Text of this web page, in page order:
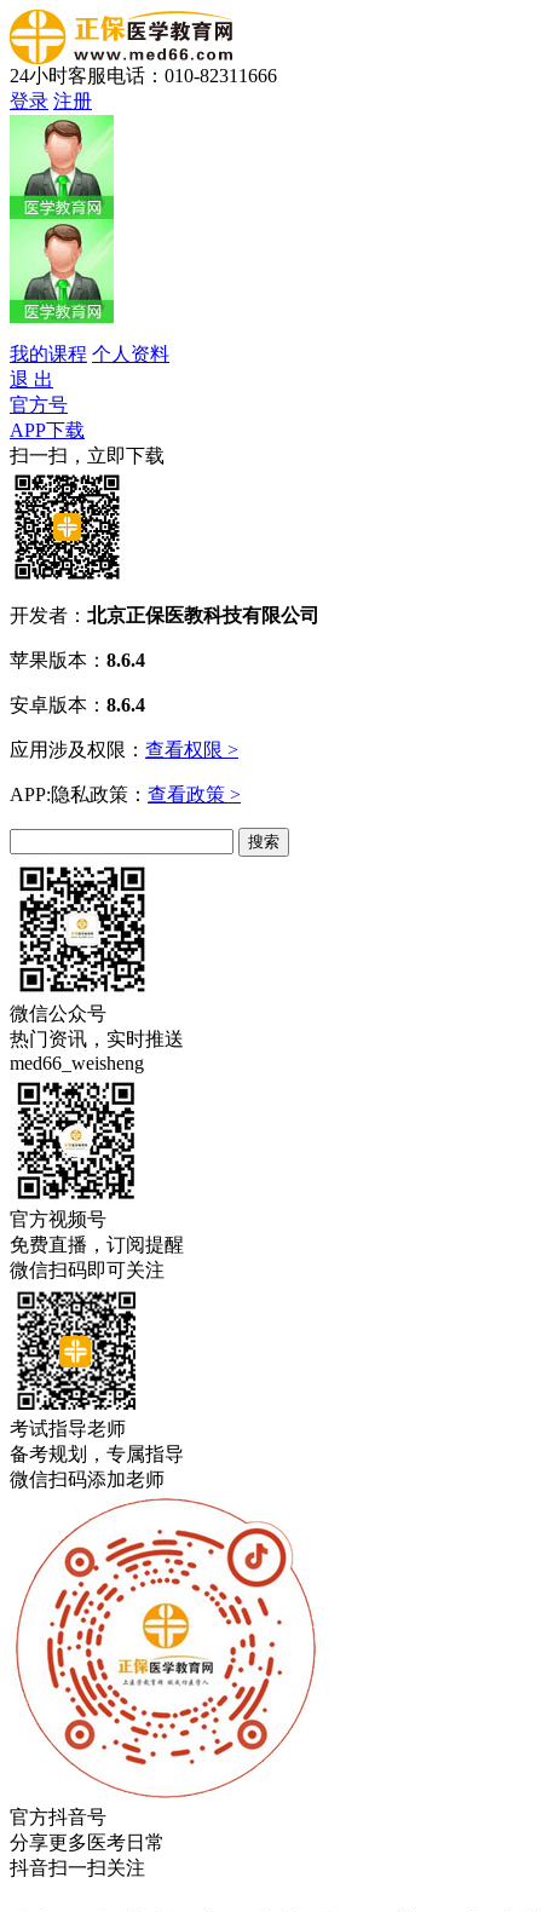
24小时客服电话：010-82311666
登录 注册
我的课程 个人资料
退 出
官方号
APP下载
扫一扫，立即下载
开发者： 北京正保医教科技有限公司
苹果版本： 8.6.4
安卓版本： 8.6.4
应用涉及权限： 查看权限 >
APP:隐私政策： 查看政策 >
微信公众号
热门资讯，实时推送
med66_weisheng
官方视频号
免费直播，订阅提醒
微信扫码即可关注
考试指导老师
备考规划，专属指导
微信扫码添加老师
官方抖音号
分享更多医考日常
抖音扫一扫关注